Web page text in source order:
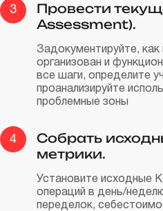
3
Провести
Assessment).
Задокументируйте, как
организован и
все шаги, определите
проанализируйте
проблемные зоны
4
Собрать
метрики.
Установите исходные
операций в день/
переделок,